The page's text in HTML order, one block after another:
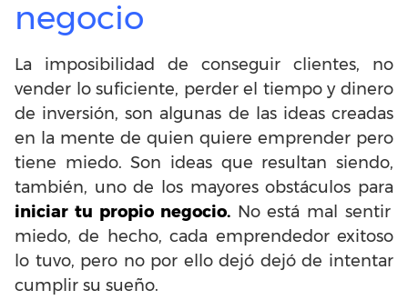
negocio
La imposibilidad de conseguir clientes, no
vender lo suficiente, perder el tiempo y dinero
de inversión, son algunas de las ideas creadas
en la mente de quien quiere emprender pero
tiene miedo. Son ideas que resultan siendo,
también, uno de los mayores obstáculos para
iniciar tu propio negocio.No está mal sentir
miedo, de hecho, cada emprendedor exitoso
lo tuvo, pero no por ello dejó dejó de intentar
cumplir su sueño.